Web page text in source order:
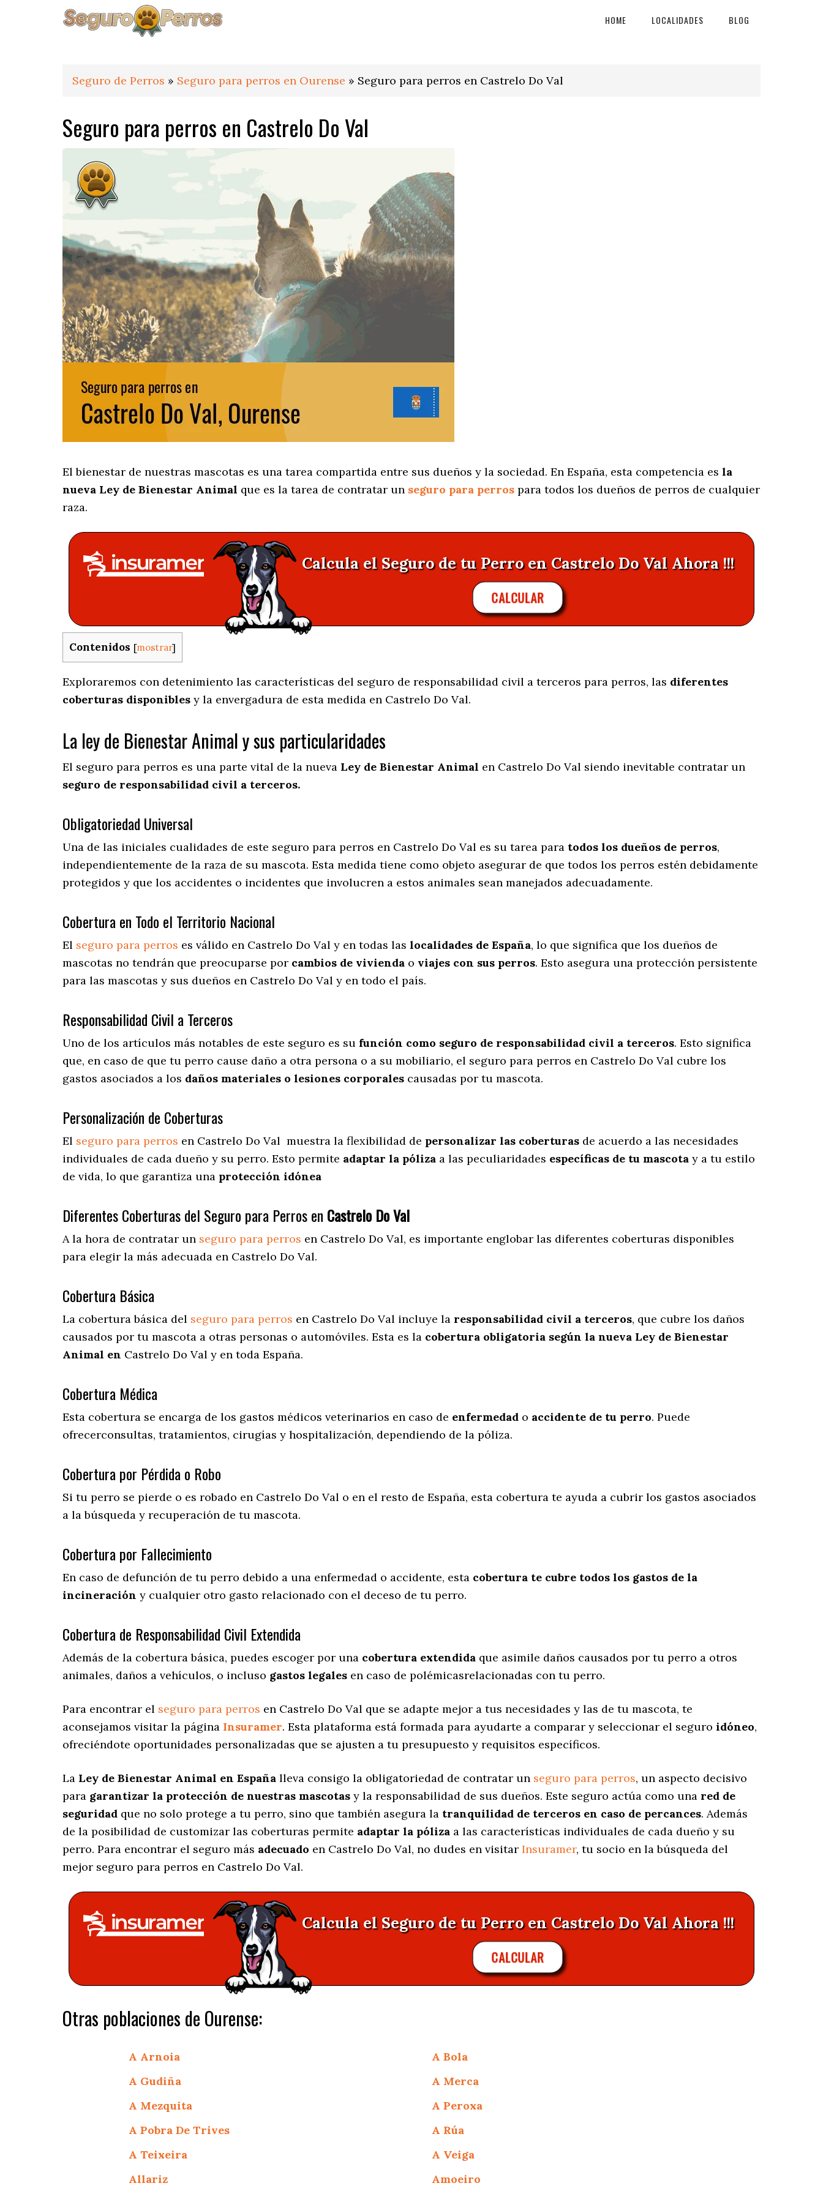
HOME LOCALIDADES BLOG
Seguro de Perros » Seguro para perros en Ourense » Seguro para perros en Castrelo Do Val
Seguro para perros en Castrelo Do Val
El bienestar de nuestras mascotas es una tarea compartida entre sus dueños y la sociedad. En España, esta competencia es la
nueva Ley de Bienestar Animal que es la tarea de contratar un seguro para perros para todos los dueños de perros de cualquier
raza.
Calcula el Seguro de tu Perro en Castrelo Do Val Ahora !!!
CALCULAR
Contenidos [mostrar]
Exploraremos con detenimiento las características del seguro de responsabilidad civil a terceros para perros, las diferentes
coberturas disponibles y la envergadura de esta medida en Castrelo Do Val.
La ley de Bienestar Animal y sus particularidades
El seguro para perros es una parte vital de la nueva Ley de Bienestar Animal en Castrelo Do Val siendo inevitable contratar un
seguro de responsabilidad civil a terceros.
Obligatoriedad Universal
Una de las iniciales cualidades de este seguro para perros en Castrelo Do Val es su tarea para todos los dueños de perros,
independientemente de la raza de su mascota. Esta medida tiene como objeto asegurar de que todos los perros estén debidamente
protegidos y que los accidentes o incidentes que involucren a estos animales sean manejados adecuadamente.
Cobertura en Todo el Territorio Nacional
El seguro para perros es válido en Castrelo Do Val y en todas las localidades de España, lo que significa que los dueños de
mascotas no tendrán que preocuparse por cambios de vivienda o viajes con sus perros. Esto asegura una protección persistente
para las mascotas y sus dueños en Castrelo Do Val y en todo el país.
Responsabilidad Civil a Terceros
Uno de los artículos más notables de este seguro es su función como seguro de responsabilidad civil a terceros. Esto significa
que, en caso de que tu perro cause daño a otra persona o a su mobiliario, el seguro para perros en Castrelo Do Val cubre los
gastos asociados a los daños materiales o lesiones corporales causadas por tu mascota.
Personalización de Coberturas
El seguro para perros en Castrelo Do Val muestra la flexibilidad de personalizar las coberturas de acuerdo a las necesidades
individuales de cada dueño y su perro. Esto permite adaptar la póliza a las peculiaridades específicas de tu mascota y a tu estilo
de vida, lo que garantiza una protección idónea
Diferentes Coberturas del Seguro para Perros en Castrelo Do Val
A la hora de contratar un seguro para perros en Castrelo Do Val, es importante englobar las diferentes coberturas disponibles
para elegir la más adecuada en Castrelo Do Val.
Cobertura Básica
La cobertura básica del seguro para perros en Castrelo Do Val incluye la responsabilidad civil a terceros, que cubre los daños
causados por tu mascota a otras personas o automóviles. Esta es la cobertura obligatoria según la nueva Ley de Bienestar
Animal en Castrelo Do Val y en toda España.
Cobertura Médica
Esta cobertura se encarga de los gastos médicos veterinarios en caso de enfermedad o accidente de tu perro. Puede
ofrecerconsultas, tratamientos, cirugías y hospitalización, dependiendo de la póliza.
Cobertura por Pérdida o Robo
Si tu perro se pierde o es robado en Castrelo Do Val o en el resto de España, esta cobertura te ayuda a cubrir los gastos asociados
a la búsqueda y recuperación de tu mascota.
Cobertura por Fallecimiento
En caso de defunción de tu perro debido a una enfermedad o accidente, esta cobertura te cubre todos los gastos de la
incineración y cualquier otro gasto relacionado con el deceso de tu perro.
Cobertura de Responsabilidad Civil Extendida
Además de la cobertura básica, puedes escoger por una cobertura extendida que asimile daños causados por tu perro a otros
animales, daños a vehículos, o incluso gastos legales en caso de polémicasrelacionadas con tu perro.
Para encontrar el seguro para perros en Castrelo Do Val que se adapte mejor a tus necesidades y las de tu mascota, te
aconsejamos visitar la página Insuramer. Esta plataforma está formada para ayudarte a comparar y seleccionar el seguro idóneo,
ofreciéndote oportunidades personalizadas que se ajusten a tu presupuesto y requisitos específicos.
La Ley de Bienestar Animal en España lleva consigo la obligatoriedad de contratar un seguro para perros, un aspecto decisivo
para garantizar la protección de nuestras mascotas y la responsabilidad de sus dueños. Este seguro actúa como una red de
seguridad que no solo protege a tu perro, sino que también asegura la tranquilidad de terceros en caso de percances. Además
de la posibilidad de customizar las coberturas permite adaptar la póliza a las características individuales de cada dueño y su
perro. Para encontrar el seguro más adecuado en Castrelo Do Val, no dudes en visitar Insuramer, tu socio en la búsqueda del
mejor seguro para perros en Castrelo Do Val.
Calcula el Seguro de tu Perro en Castrelo Do Val Ahora !!!
CALCULAR
Otras poblaciones de Ourense:
A Arnoia
A Bola
A Gudiña
A Merca
A Mezquita
A Peroxa
A Pobra De Trives
A Rúa
A Teixeira
A Veiga
Allariz
Amoeiro